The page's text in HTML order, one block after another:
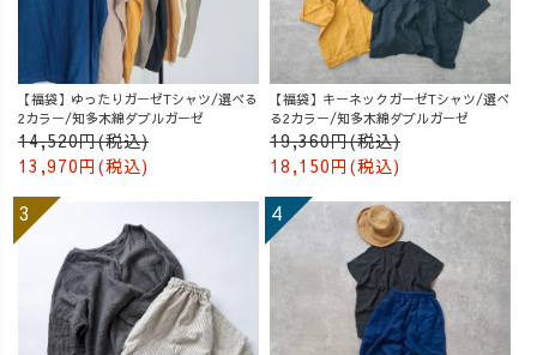
【福袋】ゆったりガーゼTシャツ/選べる
2カラー/知多木綿ダブルガーゼ
14,520円(税込)
13,970円(税込)
【福袋】キーネックガーゼTシャツ/選べ
る2カラー/知多木綿ダブルガーゼ
19,360円(税込)
18,150円(税込)